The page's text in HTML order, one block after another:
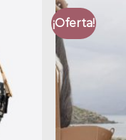
¡Oferta!